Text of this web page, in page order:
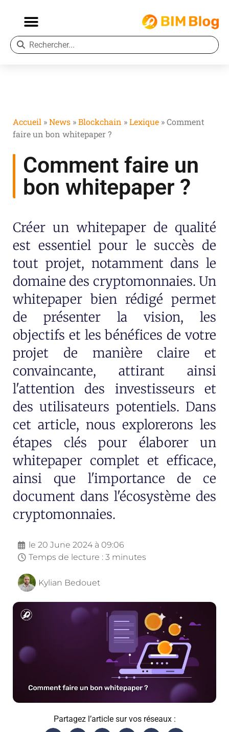
Accueil »News »Blockchain »Lexique »Comment
faire un bon whitepaper ?
Comment faire un
bon whitepaper ?
Créer un whitepaper de qualité
est essentiel pour le succès de
tout projet, notamment dans le
domaine des cryptomonnaies. Un
whitepaper bien rédigé permet
de présenter la vision, les
objectifs et les bénéfices de votre
projet de manière claire et
convaincante, attirant ainsi
l'attention des investisseurs et
des utilisateurs potentiels. Dans
cet article, nous explorerons les
étapes clés pour élaborer un
whitepaper complet et efficace,
ainsi que l'importance de ce
document dans l'écosystème des
cryptomonnaies.
le 20 June 2024 à 09:06
Temps de lecture : 3 minutes
Kylian Bedouet
Partagez l’article sur vos réseaux :